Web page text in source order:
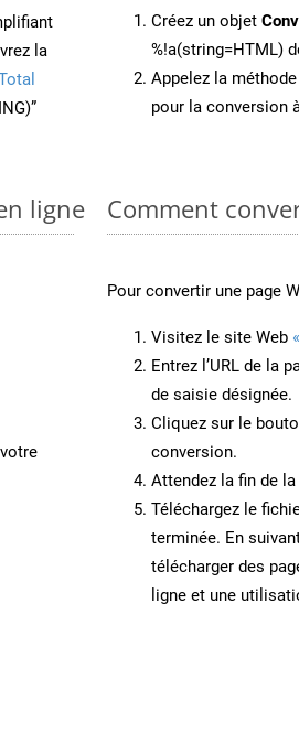
la
Créez un objet
%!a(string=HTML)
Appelez la méthode
pour la conversion
ligne Comment
Pour convertir une page
Visitez le site Web
Entrez l’URL de la
de saisie désignée.
Cliquez sur le
conversion.
Attendez la fin de
Téléchargez le
terminée. En
télécharger des
ligne et une